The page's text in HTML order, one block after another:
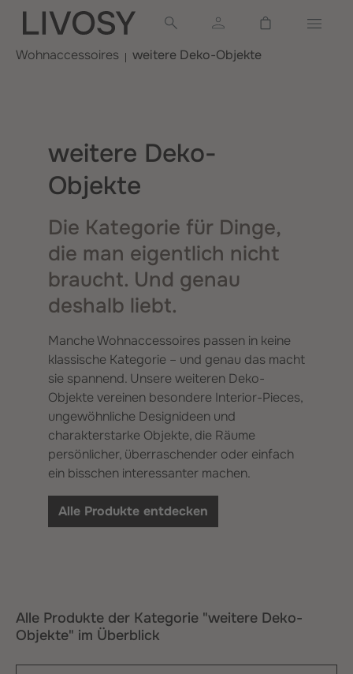
springen
Warenkorb
Wohnaccessoires
weitere Deko-Objekte
weitere Deko-
Objekte
Die Kategorie für Dinge,
die man eigentlich nicht
braucht. Und genau
deshalb liebt.
Manche Wohnaccessoires passen in keine
klassische Kategorie – und genau das macht
sie spannend. Unsere weiteren Deko-
Objekte vereinen besondere Interior-Pieces,
ungewöhnliche Designideen und
charakterstarke Objekte, die Räume
persönlicher, überraschender oder einfach
ein bisschen interessanter machen.
Alle Produkte entdecken
Alle Produkte der Kategorie "weitere Deko-
Objekte" im Überblick